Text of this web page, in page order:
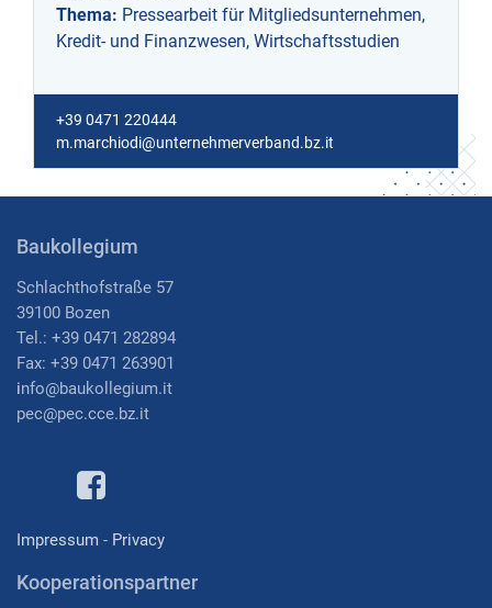
Thema: Pressearbeit für Mitgliedsunternehmen,
Kredit- und Finanzwesen, Wirtschaftsstudien
+39 0471 220444
m.marchiodi@unternehmerverband.bz.it
Baukollegium
Schlachthofstraße 57
39100 Bozen
Tel.: +39 0471 282894
Fax: +39 0471 263901
info@baukollegium.it
pec@pec.cce.bz.it
Impressum - Privacy
Kooperationspartner